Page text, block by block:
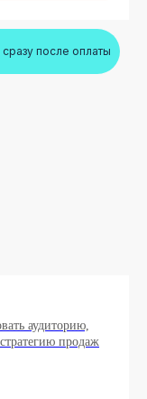
сразу после оплаты
аудиторию,
продаж